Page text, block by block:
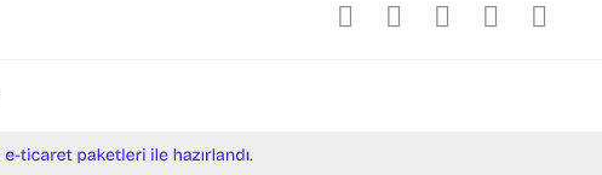
ideasoft
e-